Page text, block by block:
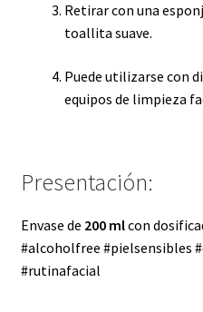
Retirar con una
toallita suave.
Puede utilizarse con
equipos de limpieza
Presentación:
Envase de 200 mlcon
#alcoholfree #pielsensibles
#rutinafacial